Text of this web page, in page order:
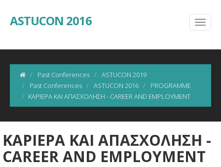
ASTUCON 2016
Past Conferences
ASTUCON 2019
Past Conferences
ASTUCON 2016
PROGRAMME
ΚΑΡΙΕΡΑ ΚΑΙ ΑΠΑΣΧΟΛΗΣΗ - CAREER AND EMPLOYMENT
ΚΑΡΙΕΡΑ ΚΑΙ ΑΠΑΣΧΟΛΗΣΗ -
CAREER AND EMPLOYMENT